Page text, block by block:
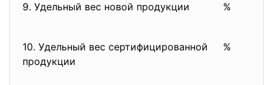
9. Удельный вес новой продукции %
10. Удельный вес сертифицированной
продукции
%